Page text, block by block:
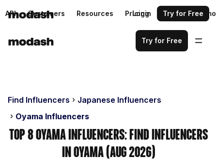
API Customers Resources Pricing Request a demo
Login Try for Free
Try for Free
Find Influencers
Japanese Influencers
Oyama Influencers
Top 8 Oyama Influencers: Find Influencers
in Oyama (Aug 2026)